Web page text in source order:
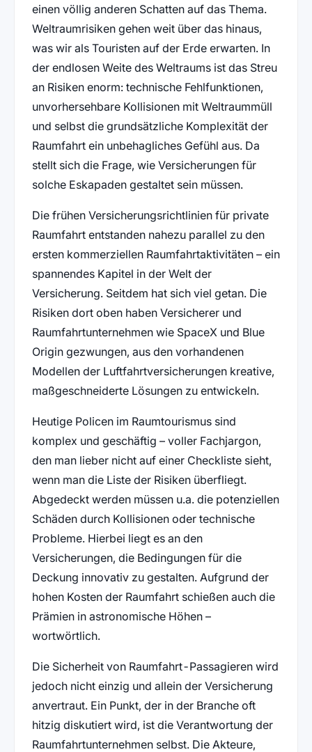
einen völlig anderen Schatten auf das Thema.
Weltraumrisiken gehen weit über das hinaus,
was wir als Touristen auf der Erde erwarten. In
der endlosen Weite des Weltraums ist das Streu
an Risiken enorm: technische Fehlfunktionen,
unvorhersehbare Kollisionen mit Weltraummüll
und selbst die grundsätzliche Komplexität der
Raumfahrt ein unbehagliches Gefühl aus. Da
stellt sich die Frage, wie Versicherungen für
solche Eskapaden gestaltet sein müssen.
Die frühen Versicherungsrichtlinien für private
Raumfahrt entstanden nahezu parallel zu den
ersten kommerziellen Raumfahrtaktivitäten – ein
spannendes Kapitel in der Welt der
Versicherung. Seitdem hat sich viel getan. Die
Risiken dort oben haben Versicherer und
Raumfahrtunternehmen wie SpaceX und Blue
Origin gezwungen, aus den vorhandenen
Modellen der Luftfahrtversicherungen kreative,
maßgeschneiderte Lösungen zu entwickeln.
Heutige Policen im Raumtourismus sind
komplex und geschäftig – voller Fachjargon,
den man lieber nicht auf einer Checkliste sieht,
wenn man die Liste der Risiken überfliegt.
Abgedeckt werden müssen u.a. die potenziellen
Schäden durch Kollisionen oder technische
Probleme. Hierbei liegt es an den
Versicherungen, die Bedingungen für die
Deckung innovativ zu gestalten. Aufgrund der
hohen Kosten der Raumfahrt schießen auch die
Prämien in astronomische Höhen –
wortwörtlich.
Die Sicherheit von Raumfahrt-Passagieren wird
jedoch nicht einzig und allein der Versicherung
anvertraut. Ein Punkt, der in der Branche oft
hitzig diskutiert wird, ist die Verantwortung der
Raumfahrtunternehmen selbst. Die Akteure,